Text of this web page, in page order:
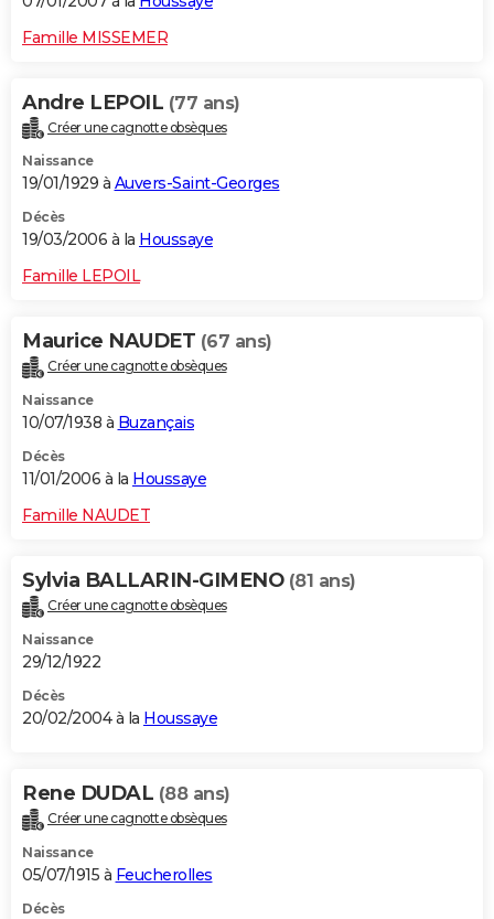
Famille MISSEMER
Andre LEPOIL (77 ans)
Créer une cagnotte obsèques
Naissance
19/01/1929 à Auvers-Saint-Georges
Décès
19/03/2006 à la Houssaye
Famille LEPOIL
Maurice NAUDET (67 ans)
Créer une cagnotte obsèques
Naissance
10/07/1938 à Buzançais
Décès
11/01/2006 à la Houssaye
Famille NAUDET
Sylvia BALLARIN-GIMENO (81 ans)
Créer une cagnotte obsèques
Naissance
29/12/1922
Décès
20/02/2004 à la Houssaye
Rene DUDAL (88 ans)
Créer une cagnotte obsèques
Naissance
05/07/1915 à Feucherolles
Décès